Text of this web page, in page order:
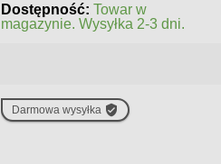
Dostępność: Towar na
zamówienie. Zapytaj o czas
Darmowa wysyłka